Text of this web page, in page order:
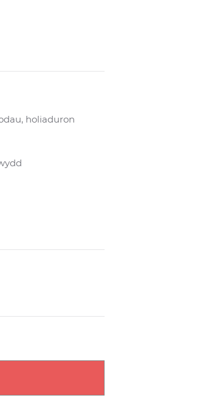
holiaduron